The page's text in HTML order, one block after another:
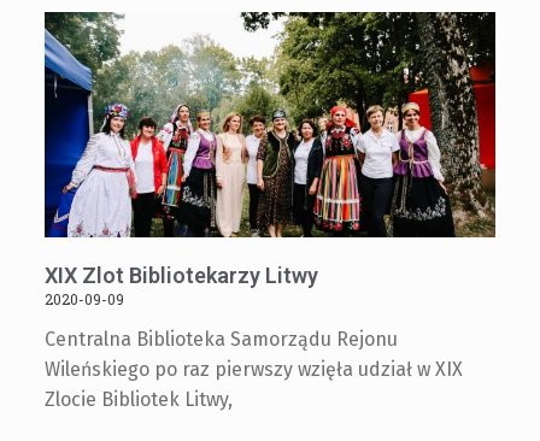
XIX Zlot Bibliotekarzy Litwy
2020-09-09
Centralna Biblioteka Samorządu Rejonu
Wileńskiego po raz pierwszy wzięła udział w XIX
Zlocie Bibliotek Litwy,